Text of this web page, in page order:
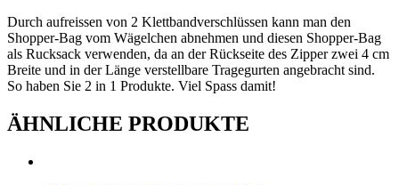
Durch aufreissen von 2 Klettbandverschlüssen kann man den
Shopper-Bag vom Wägelchen abnehmen und diesen Shopper-Bag
als Rucksack verwenden, da an der Rückseite des Zipper zwei 4 cm
Breite und in der Länge verstellbare Tragegurten angebracht sind.
So haben Sie 2 in 1 Produkte. Viel Spass damit!
ÄHNLICHE PRODUKTE